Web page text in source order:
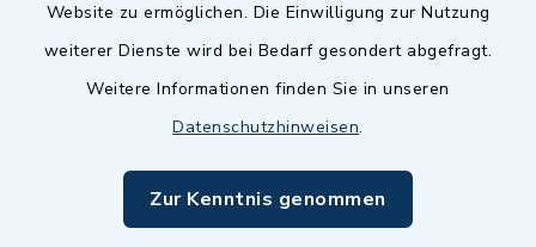
Website zu ermöglichen. Die Einwilligung zur Nutzung
weiterer Dienste wird bei Bedarf gesondert abgefragt.
Weitere Informationen finden Sie in unseren
Datenschutzhinweisen.
Zur Kenntnis genommen
Barrierefreiheit
Impressum